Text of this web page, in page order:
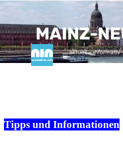
Tipps und Informationen